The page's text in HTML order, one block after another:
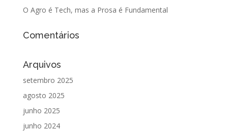
O Agro é Tech, mas a Prosa é Fundamental
Comentários
Arquivos
setembro 2025
agosto 2025
junho 2025
junho 2024